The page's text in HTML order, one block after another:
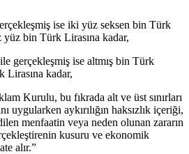
ise iki yüz seksen bin Türk
bin Türk Lirasına kadar,
gerçekleşmiş ise altmış bin Türk
Lirasına kadar,
Kurulu, bu fıkrada alt ve üst sınırları
uygularken aykırılığın haksızlık içeriği,
menfaatin veya neden olunan zararın
kusuru ve ekonomik
alır.”